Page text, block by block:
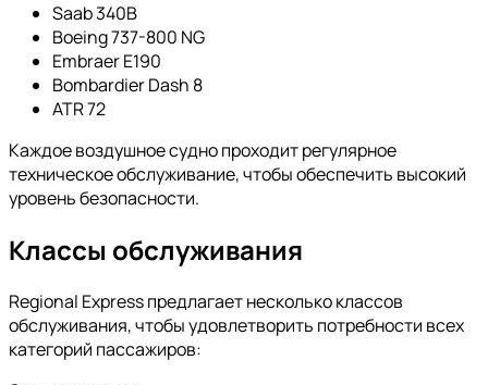
Saab 340B
Boeing 737-800 NG
Embraer E190
Bombardier Dash 8
ATR 72
Каждое воздушное судно проходит регулярное
техническое обслуживание, чтобы обеспечить высокий
уровень безопасности.
Классы обслуживания
Regional Express предлагает несколько классов
обслуживания, чтобы удовлетворить потребности всех
категорий пассажиров: